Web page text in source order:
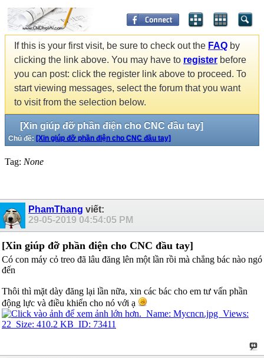
If this is your first visit, be sure to check out the FAQ by
clicking the link above. You may have to register before
you can post: click the register link above to proceed. To
start viewing messages, select the forum that you want
to visit from the selection below.
[Xin giúp đỡ phần điện cho CNC đầu tay]
Chủ đề: [Xin giúp đỡ phần điện cho CNC đầu tay]
Tag: None
PhamThang viết:
29-05-2019 04:54:05 PM
[Xin giúp đỡ phần điện cho CNC đầu tay]
Có con máy cỏ treo đã lâu đăng lên một lần rồi mà chẳng bác nào ngó
đến
Thôi thì mặt dày đăng lại lần nữa, xin các bác cho em tư vấn phần
động lực và điều khiển cho nó với ạ